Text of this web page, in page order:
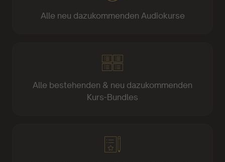
Alle neu dazukommenden Audiokurse
Alle bestehenden & neu dazukommenden
Kurs-Bundles